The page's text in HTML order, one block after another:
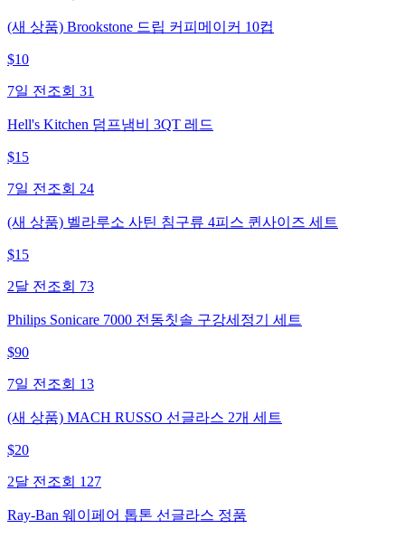
(새 상품) Brookstone 드립 커피메이커 10컵
$10
7일 전 조회 31
Hell's Kitchen 덤프냄비 3QT 레드
$15
7일 전 조회 24
(새 상품) 벨라루소 사틴 침구류 4피스 퀸사이즈 세트
$15
2달 전 조회 73
Philips Sonicare 7000 전동칫솔 구강세정기 세트
$90
7일 전 조회 13
(새 상품) MACH RUSSO 선글라스 2개 세트
$20
2달 전 조회 127
Ray-Ban 웨이페어 톱톤 선글라스 정품